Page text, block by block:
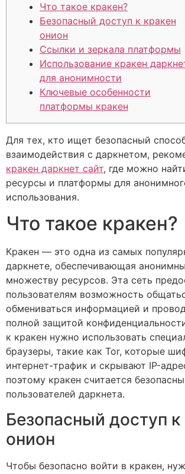
Что такое кракен?
Безопасный доступ к кракен
онион
Ссылки и зеркала платформы
Использование кракен
для анонимности
Ключевые особенности
платформы кракен
Для тех, кто ищет безопасный
взаимодействия с даркнетом,
кракен даркнет сайт, где можно
ресурсы и платформы для
использования.
Что такое кракен?
Кракен — это одна из самых
даркнете, обеспечивающая
множеству ресурсов. Эта сеть
пользователям возможность
обмениваться информацией и
полной защитой
к кракен нужно использовать
браузеры, такие как Tor, которые
интернет-трафик и скрывают IP-
поэтому кракен считается
пользователей даркнета.
Безопасный доступ к
онион
Чтобы безопасно войти в кракен,